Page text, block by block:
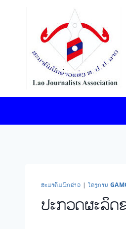
​ສະ​ມາ​ຄົມ​ນັກ​ຂ່າວ |ໂຄງການ
ປະກວດຜະລິດ